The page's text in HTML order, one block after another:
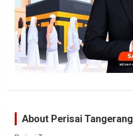
About Perisai Tangerang